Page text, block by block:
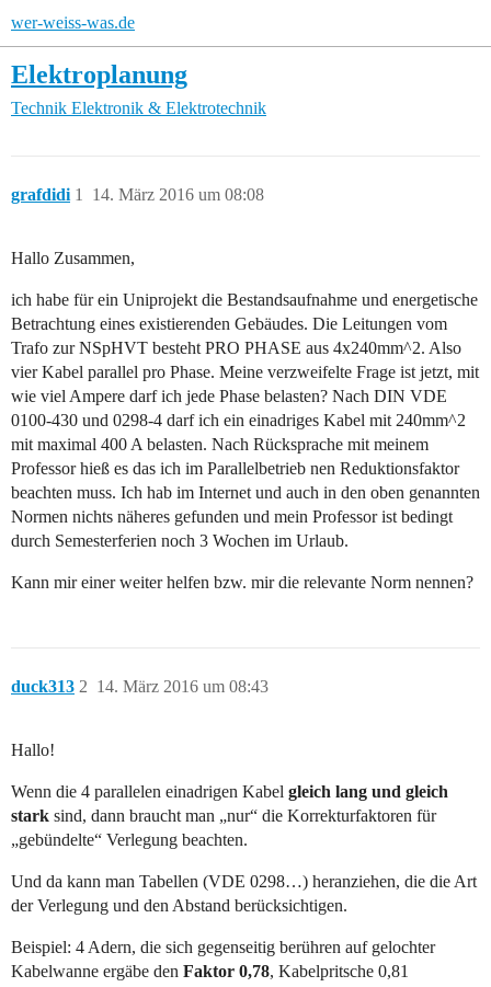
wer-weiss-was.de
Elektroplanung
Technik Elektronik & Elektrotechnik
grafdidi 14. März 2016 um 08:08
1
Hallo Zusammen,
ich habe für ein Uniprojekt die Bestandsaufnahme und energetische
Betrachtung eines existierenden Gebäudes. Die Leitungen vom
Trafo zur NSpHVT besteht PRO PHASE aus 4x240mm^2. Also
vier Kabel parallel pro Phase. Meine verzweifelte Frage ist jetzt, mit
wie viel Ampere darf ich jede Phase belasten? Nach DIN VDE
0100-430 und 0298-4 darf ich ein einadriges Kabel mit 240mm^2
mit maximal 400 A belasten. Nach Rücksprache mit meinem
Professor hieß es das ich im Parallelbetrieb nen Reduktionsfaktor
beachten muss. Ich hab im Internet und auch in den oben genannten
Normen nichts näheres gefunden und mein Professor ist bedingt
durch Semesterferien noch 3 Wochen im Urlaub.
Kann mir einer weiter helfen bzw. mir die relevante Norm nennen?
duck313 14. März 2016 um 08:43
2
Hallo!
Wenn die 4 parallelen einadrigen Kabel gleich lang und gleich
stark sind, dann braucht man „nur“ die Korrekturfaktoren für
„gebündelte“ Verlegung beachten.
Und da kann man Tabellen (VDE 0298…) heranziehen, die die Art
der Verlegung und den Abstand berücksichtigen.
Beispiel: 4 Adern, die sich gegenseitig berühren auf gelochter
Kabelwanne ergäbe den Faktor 0,78, Kabelpritsche 0,81